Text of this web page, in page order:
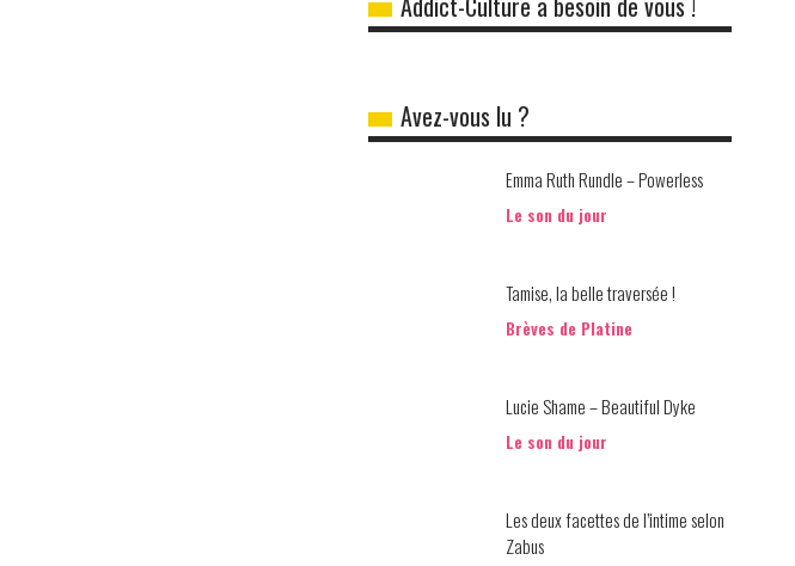
Avez-vous lu ?
Emma Ruth Rundle – Powerless
Le son du jour
Tamise, la belle traversée !
Brèves de Platine
Lucie Shame – Beautiful Dyke
Le son du jour
Les deux facettes de l’intime selon
Zabus